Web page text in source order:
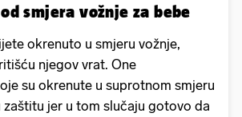
smjera vožnje za bebe
okrenuto u smjeru vožnje,
njegov vrat. One
su okrenute u suprotnom smjeru
zaštitu jer u tom slučaju gotovo da